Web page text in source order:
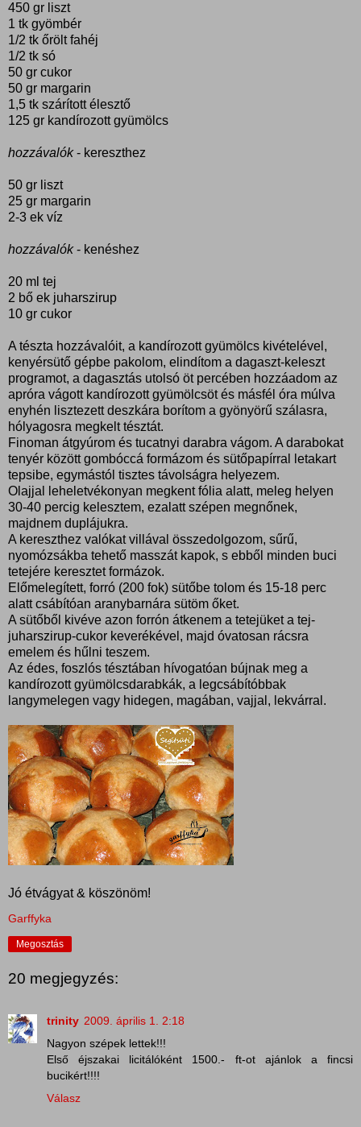
450 gr liszt
1 tk gyömbér
1/2 tk őrölt fahéj
1/2 tk só
50 gr cukor
50 gr margarin
1,5 tk szárított élesztő
125 gr kandírozott gyümölcs
hozzávalók- kereszthez
50 gr liszt
25 gr margarin
2-3 ek víz
hozzávalók- kenéshez
20 ml tej
2 bő ek juharszirup
10 gr cukor
A tészta hozzávalóit, a kandírozott gyümölcs kivételével,
kenyérsütő gépbe pakolom, elindítom a dagaszt-keleszt
programot, a dagasztás utolsó öt percében hozzáadom az
apróra vágott kandírozott gyümölcsöt és másfél óra múlva
enyhén lisztezett deszkára borítom a gyönyörű szálasra,
hólyagosra megkelt tésztát.
Finoman átgyúrom és tucatnyi darabra vágom. A darabokat
tenyér között gombóccá formázom és sütőpapírral letakart
tepsibe, egymástól tisztes távolságra helyezem.
Olajjal leheletvékonyan megkent fólia alatt, meleg helyen
30-40 percig kelesztem, ezalatt szépen megnőnek,
majdnem duplájukra.
A kereszthez valókat villával összedolgozom, sűrű,
nyomózsákba tehető masszát kapok, s ebből minden buci
tetejére keresztet formázok.
Előmelegített, forró (200 fok) sütőbe tolom és 15-18 perc
alatt csábítóan aranybarnára sütöm őket.
A sütőből kivéve azon forrón átkenem a tetejüket a tej-
juharszirup-cukor keverékével, majd óvatosan rácsra
emelem és hűlni teszem.
Az édes, foszlós tésztában hívogatóan bújnak meg a
kandírozott gyümölcsdarabkák, a legcsábítóbbak
langymelegen vagy hidegen, magában, vajjal, lekvárral.
Jó étvágyat & köszönöm!
Garffyka
Megosztás
20 megjegyzés:
trinity 2009. április 1. 2:18
Nagyon szépek lettek!!!
Első éjszakai licitálóként 1500.- ft-ot ajánlok a fincsi
bucikért!!!!
Válasz